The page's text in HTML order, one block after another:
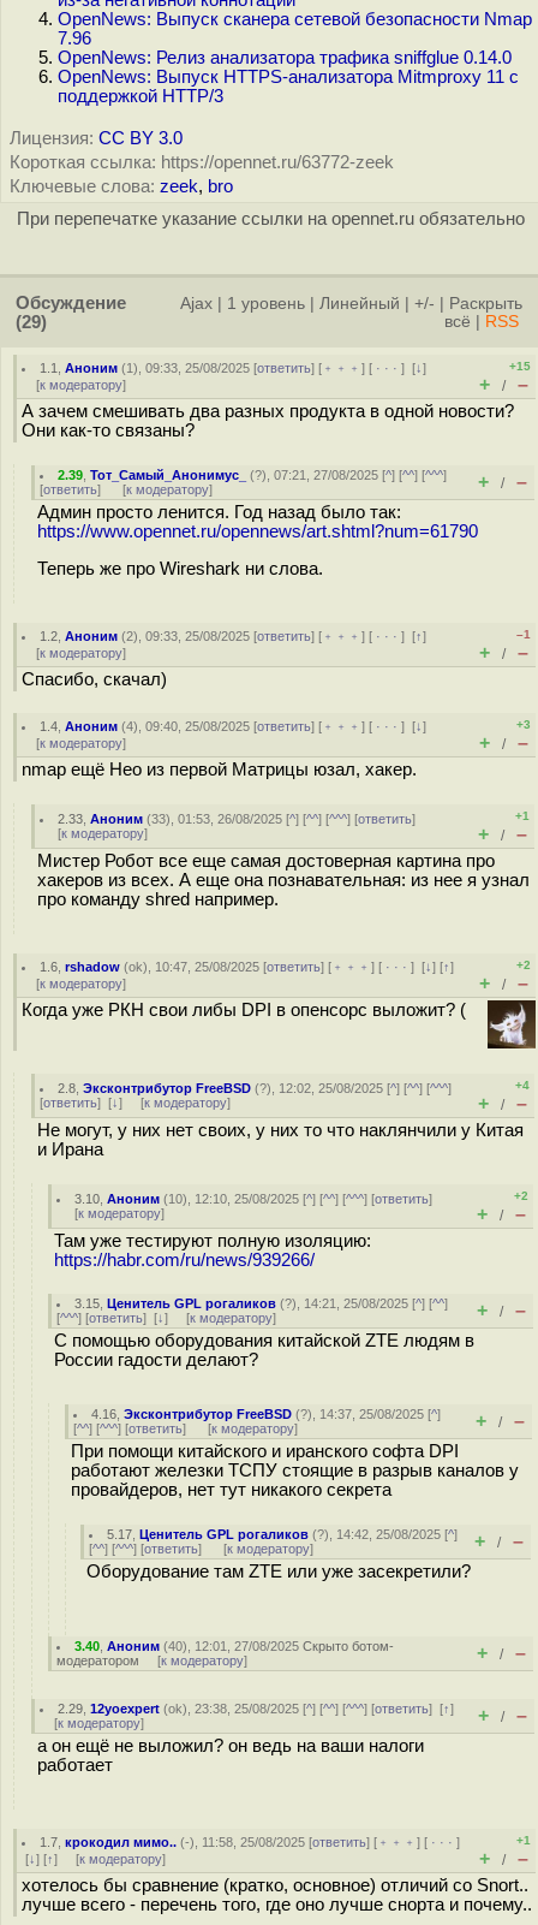
OpenNews: Выпуск сканера сетевой безопасности Nmap
7.96
OpenNews: Релиз анализатора трафика sniffglue 0.14.0
OpenNews: Выпуск HTTPS-анализатора Mitmproxy 11 с
поддержкой HTTP/3
Лицензия: CC BY 3.0
Короткая ссылка: https://opennet.ru/63772-zeek
Ключевые слова: zeek, bro
При перепечатке указание ссылки на opennet.ru обязательно
Обсуждение
(29)
Ajax 1 уровень Линейный +/-
Раскрыть
всё
RSS
1.1 ,Аноним (1), 09:33, 25/08/2025 [ответить] [ ﹢﹢﹢] [ · · ·][↓]
[к модератору]
+15
+ / –
А зачем смешивать два разных продукта в одной новости?
Они как-то связаны?
2.39 ,Тот_Самый_Анонимус_ (?), 07:21, 27/08/2025 [^] [^^] [^^^]
[ответить] [к модератору] + / –
Админ просто ленится. Год назад было так:
https://www.opennet.ru/opennews/art.shtml?num=61790
Теперь же про Wireshark ни слова.
1.2 ,Аноним (2), 09:33, 25/08/2025 [ответить] [ ﹢﹢﹢] [ · · ·][↑]
[к модератору]
–1
+ / –
Спасибо, скачал)
1.4 ,Аноним (4), 09:40, 25/08/2025 [ответить] [ ﹢﹢﹢] [ · · ·][↓]
[к модератору]
+3
+ / –
nmap ещё Нео из первой Матрицы юзал, хакер.
2.33 ,Аноним (33), 01:53, 26/08/2025 [^] [^^] [^^^] [ответить]
[к модератору]
+1
+ / –
Мистер Робот все еще самая достоверная картина про
хакеров из всех. А еще она познавательная: из нее я узнал
про команду shred например.
1.6 ,rshadow (ok), 10:47, 25/08/2025 [ответить] [ ﹢﹢﹢] [ · · ·][↓] [↑]
[к модератору]
+2
+ / –
Когда уже РКН свои либы DPI в опенсорс выложит? (
2.8 ,Эксконтрибутор FreeBSD (?), 12:02, 25/08/2025 [^] [^^] [^^^]
[ответить] [↓] [к модератору]
+4
+ / –
Не могут, у них нет своих, у них то что наклянчили у Китая
и Ирана
3.10 ,Аноним (10), 12:10, 25/08/2025 [^] [^^] [^^^] [ответить]
[к модератору]
+2
+ / –
Там уже тестируют полную изоляцию:
https://habr.com/ru/news/939266/
3.15 ,Ценитель GPL рогаликов (?), 14:21, 25/08/2025 [^] [^^]
[^^^] [ответить] [↓] [к модератору] + / –
С помощью оборудования китайской ZTE людям в
России гадости делают?
4.16 ,Эксконтрибутор FreeBSD (?), 14:37, 25/08/2025 [^]
[^^] [^^^] [ответить] [к модератору] + / –
При помощи китайского и иранского софта DPI
работают железки ТСПУ стоящие в разрыв каналов у
провайдеров, нет тут никакого секрета
5.17 ,Ценитель GPL рогаликов (?), 14:42, 25/08/2025 [^]
[^^] [^^^] [ответить] [к модератору] + / –
Оборудование там ZTE или уже засекретили?
3.40 ,Аноним (40), 12:01, 27/08/2025Скрыто ботом-
модератором [к модератору] + / –
2.29 ,12yoexpert (ok), 23:38, 25/08/2025 [^] [^^] [^^^] [ответить][↑]
[к модератору] + / –
а он ещё не выложил? он ведь на ваши налоги
работает
1.7 ,крокодил мимо.. (-), 11:58, 25/08/2025 [ответить] [ ﹢﹢﹢] [ · · ·]
[↓] [↑] [к модератору]
+1
+ / –
хотелось бы сравнение (кратко, основное) отличий со Snort..
лучше всего - перечень того, где оно лучше снорта и почему..